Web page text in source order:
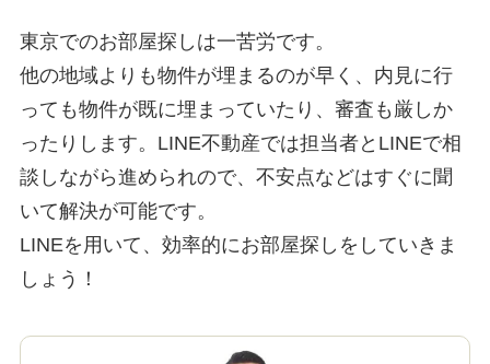
東京でのお部屋探しは一苦労です。
他の地域よりも物件が埋まるのが早く、内見に行
っても物件が既に埋まっていたり、審査も厳しか
ったりします。LINE不動産では担当者とLINEで相
談しながら進められので、不安点などはすぐに聞
いて解決が可能です。
LINEを用いて、効率的にお部屋探しをしていきま
しょう！